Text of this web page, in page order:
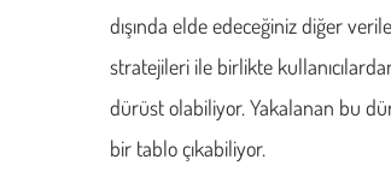
dışında elde edeceğiniz diğer
stratejileri ile birlikte
dürüst olabiliyor. Yakalanan bu
bir tablo çıkabiliyor.